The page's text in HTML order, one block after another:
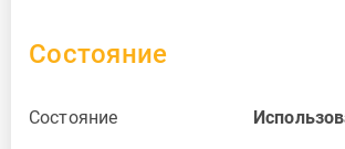
Состояние
Состояние